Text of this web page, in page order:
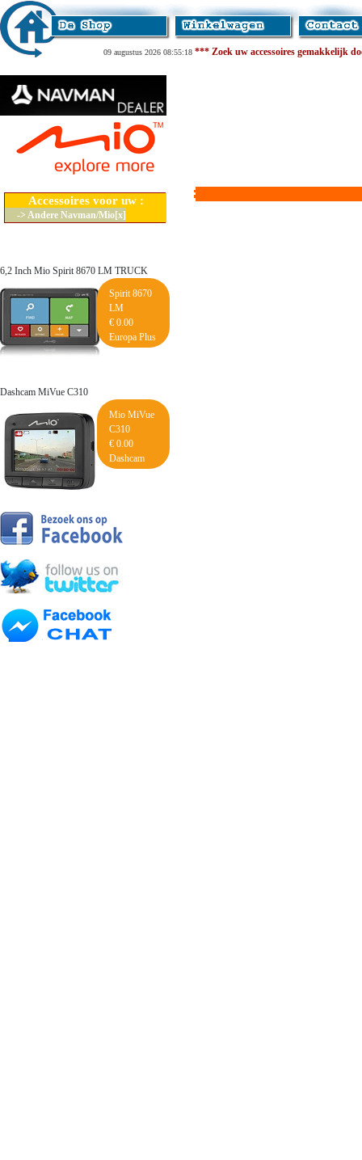
09 augustus 2026 08:55:18 *** Zoek uw accessoires gemakkelijk
Accessoires voor uw :
-> Andere Navman/Mio[x]
6,2 Inch Mio Spirit 8670 LM TRUCK
Spirit 8670
LM
€ 0.00
Europa Plus
Dashcam MiVue C310
Mio MiVue
C310
€ 0.00
Dashcam